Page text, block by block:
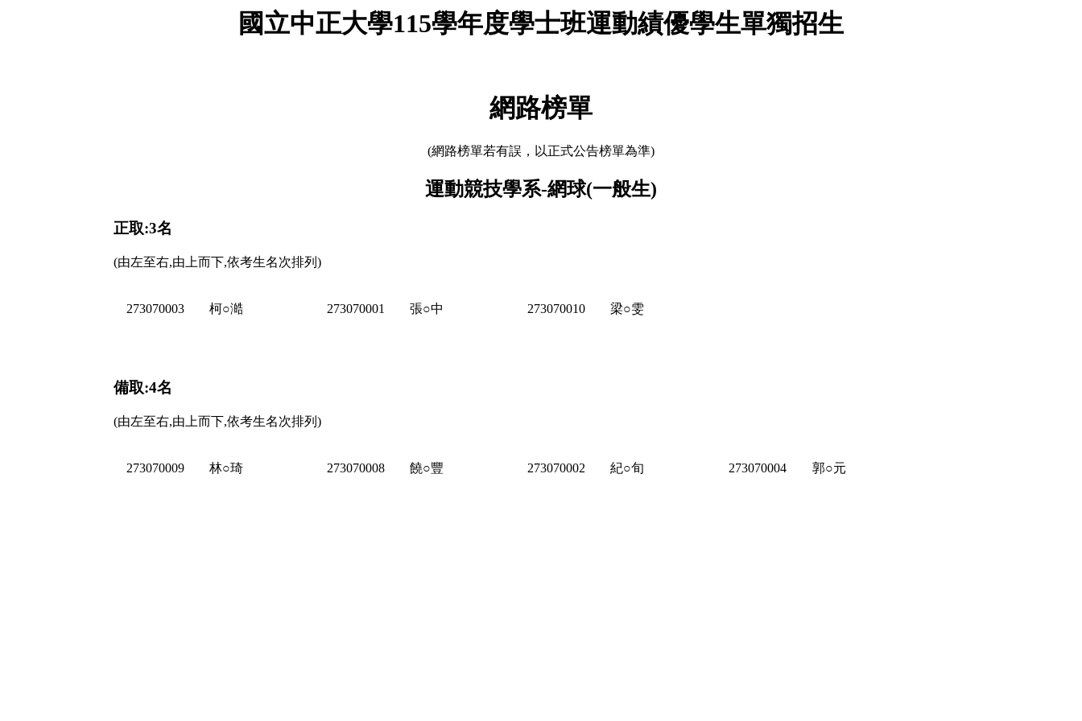
國立中正大學115學年度學士班運動績優學生單獨招生
網路榜單
(網路榜單若有誤，以正式公告榜單為準)
運動競技學系-網球(一般生)
正取:3名
(由左至右,由上而下,依考生名次排列)
273070003 柯○澔 273070001 張○中 273070010 梁○雯
備取:4名
(由左至右,由上而下,依考生名次排列)
273070009 林○琦 273070008 饒○豐 273070002 紀○旬 273070004 郭○元